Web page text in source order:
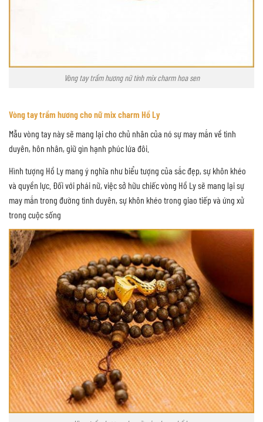
Vòng tay trầm hương nữ tính mix charm hoa sen
Vòng tay trầm hương cho nữ mix charm Hồ Ly
Mẫu vòng tay này sẽ mang lại cho chủ nhân của nó sự may mắn về tình
duyên, hôn nhân, giữ gìn hạnh phúc lứa đôi.
Hình tượng Hồ Ly mang ý nghĩa như biểu tượng của sắc đẹp, sự khôn khéo
và quyền lực. Đối với phái nữ, việc sở hữu chiếc vòng Hồ Ly sẽ mang lại sự
may mắn trong đường tình duyên, sự khôn khéo trong giao tiếp và ứng xử
trong cuộc sống